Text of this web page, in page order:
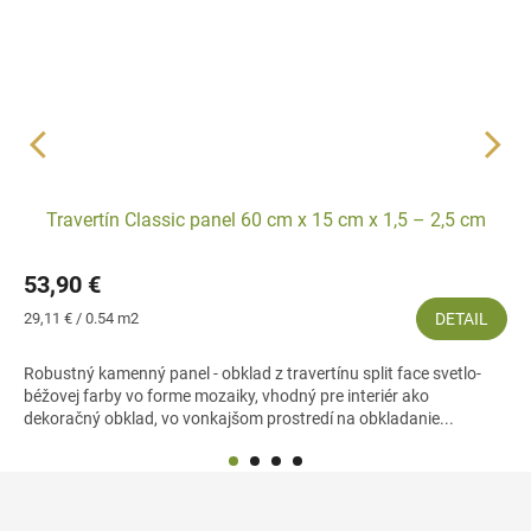
Travertín Classic panel 60 cm x 15 cm x 1,5 – 2,5 cm
53,90 €
Jednotková
29,11 € / 0.54 m2 DETAIL
Robustný kamenný panel - obklad z travertínu split face svetlo-
béžovej farby vo forme mozaiky, vhodný pre interiér ako
dekoračný obklad, vo vonkajšom prostredí na obkladanie...